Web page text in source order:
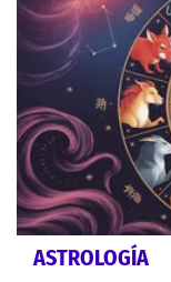
ASTROLOGÍA